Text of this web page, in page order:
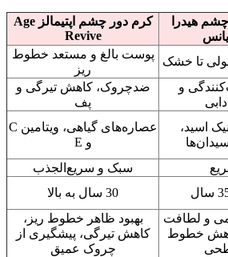
هیدرا
کرم دور چشم اپتیمالز Age
Revive
تا خشک
پوست بالغ و مستعد خطوط
ریز
و
ضدچروک، کاهش تیرگی و
پف
اسید،
عصاره‌های گیاهی، ویتامین C
و E
سبک و سریع‌الجذب
30 سال به بالا
و لطافت
خطوط
بهبود ظاهر خطوط ریز،
کاهش تیرگی، پیشگیری از
چروک عمیق